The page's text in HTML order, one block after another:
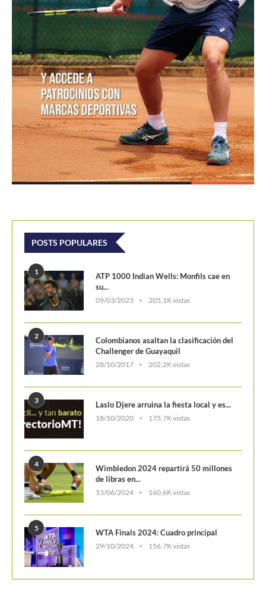
POSTS POPULARES
1
ATP 1000 Indian Wells: Monfils cae en
su...
09/03/2023 205,1K vistas
2
Colombianos asaltan la clasificación del
Challenger de Guayaquil
28/10/2017 202,2K vistas
3 Laslo Djere arruina la fiesta local y es...
18/10/2020 175,7K vistas
4
Wimbledon 2024 repartirá 50 millones
de libras en...
13/06/2024 160,6K vistas
5 WTA Finals 2024: Cuadro principal
29/10/2024 156,7K vistas